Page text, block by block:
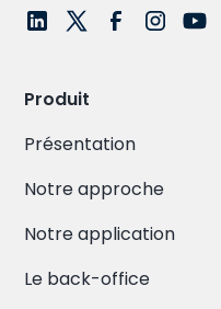
Produit
Présentation
Notre approche
Notre application
Le back-office